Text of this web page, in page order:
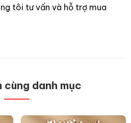
tôi tư vấn và hỗ trợ mua
cùng danh mục